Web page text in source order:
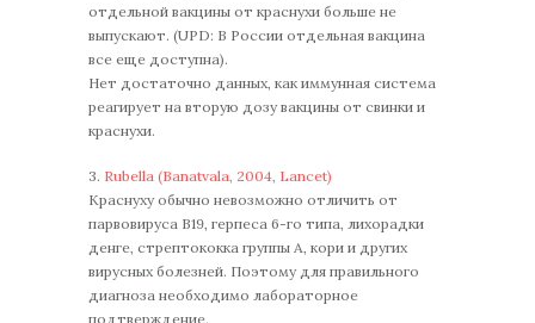
отдельной вакцины от краснухи больше не
выпускают. (UPD: В России отдельная вакцина
все еще доступна).
Нет достаточно данных, как иммунная система
реагирует на вторую дозу вакцины от свинки и
краснухи.
3. Rubella (Banatvala, 2004, Lancet)
Краснуху обычно невозможно отличить от
парвовируса B19, герпеса 6-го типа, лихорадки
денге, стрептококка группы А, кори и других
вирусных болезней. Поэтому для правильного
диагноза необходимо лабораторное
подтверждение.